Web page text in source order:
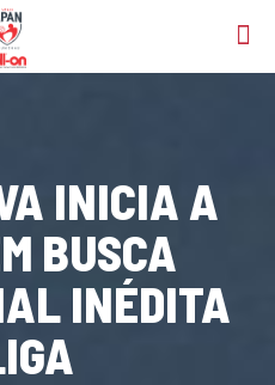
INICIA A
BUSCA
INÉDITA